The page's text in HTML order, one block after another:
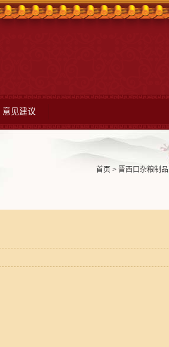
意见建议
首页 > 晋西口杂粮制品